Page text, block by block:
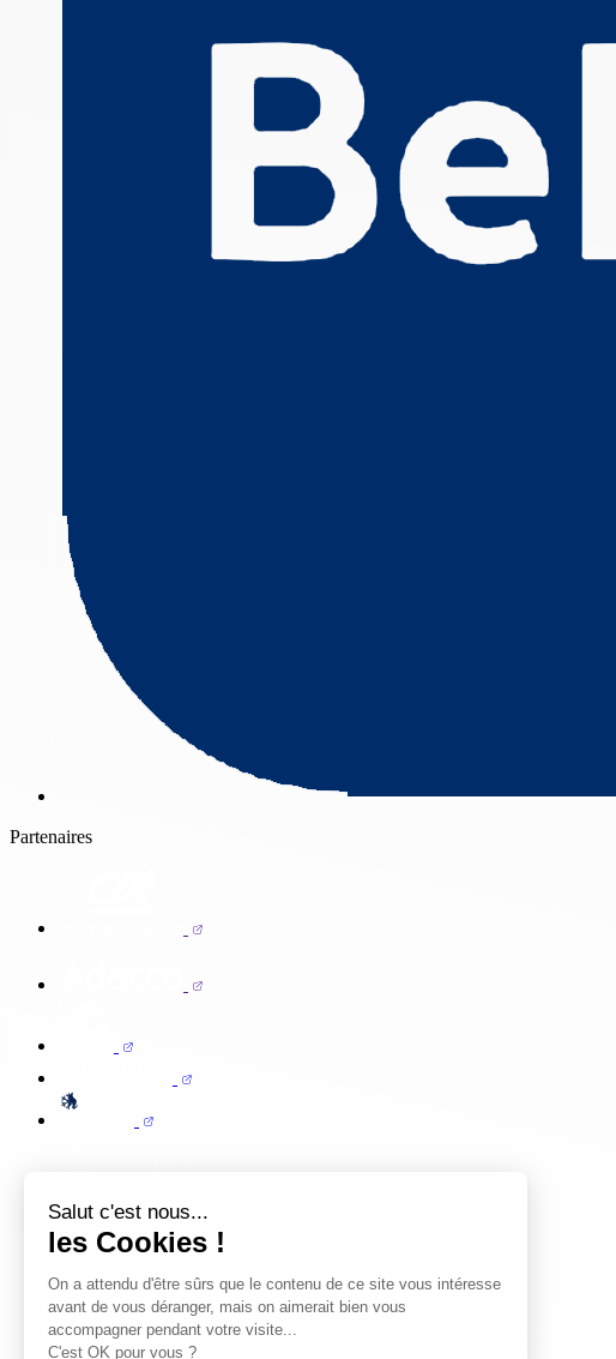
Salut c'est nous...
les Cookies !
On a attendu d'être sûrs que le contenu de ce site vous intéresse
avant de vous déranger, mais on aimerait bien vous
accompagner pendant votre visite...
C'est OK pour vous ?
Partenaires